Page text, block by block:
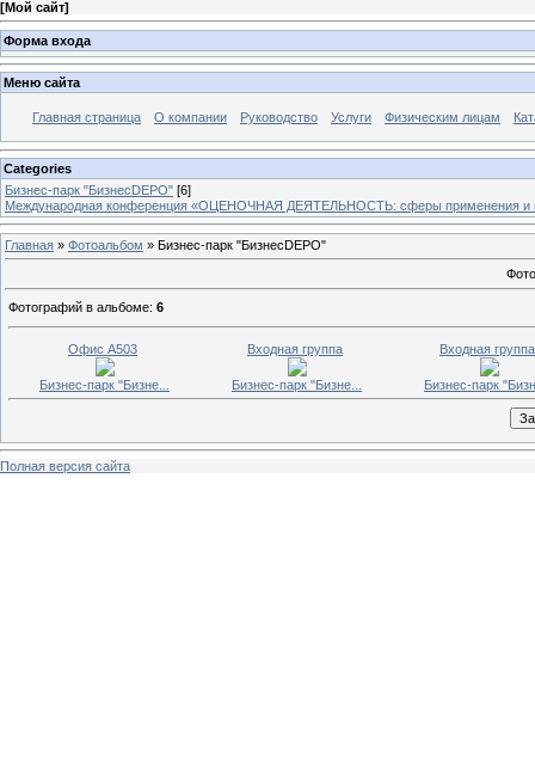
[Мой сайт]
Форма входа
Меню сайта
Главная страница О компании Руководство Услуги Физическим лицам
Categories
Бизнес-парк "БизнесDEPO" [6]
Международная конференция «ОЦЕНОЧНАЯ ДЕЯТЕЛЬНОСТЬ: сферы применения и
Главная » Фотоальбом » Бизнес-парк "БизнесDEPO"
Фотографий в альбоме: 6
Офис А503
Бизнес-парк "Бизне...
Входная группа
Бизнес-парк "Бизне...
Входная группа
Бизнес-парк
Полная версия сайта